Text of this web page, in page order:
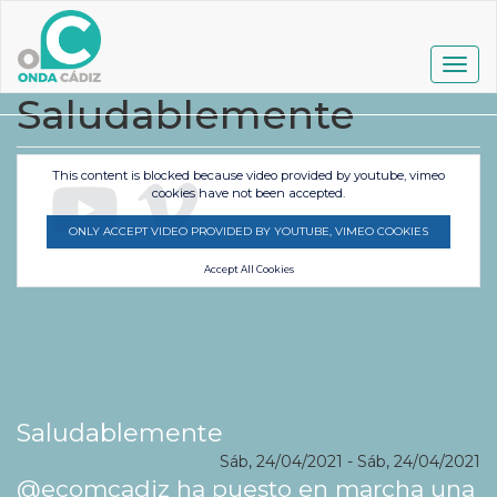
contenido
principal
Saludablemente
This content is blocked because video provided by youtube, vimeo
cookies have not been accepted.
ONLY ACCEPT VIDEO PROVIDED BY YOUTUBE, VIMEO COOKIES
Accept All Cookies
Saludablemente
Sáb, 24/04/2021 - Sáb, 24/04/2021
@ecomcadiz ha puesto en marcha una